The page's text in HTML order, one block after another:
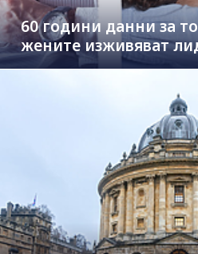
60 години данни за
жените изживяват